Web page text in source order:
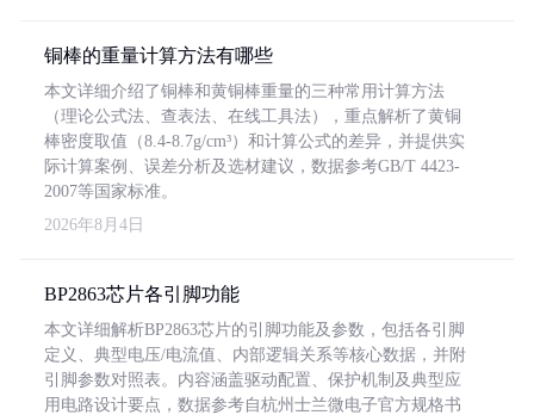
铜棒的重量计算方法有哪些
本文详细介绍了铜棒和黄铜棒重量的三种常用计算方法
（理论公式法、查表法、在线工具法），重点解析了黄铜
棒密度取值（8.4-8.7g/cm³）和计算公式的差异，并提供实
际计算案例、误差分析及选材建议，数据参考GB/T 4423-
2007等国家标准。
2026年8月4日
BP2863芯片各引脚功能
本文详细解析BP2863芯片的引脚功能及参数，包括各引脚
定义、典型电压/电流值、内部逻辑关系等核心数据，并附
引脚参数对照表。内容涵盖驱动配置、保护机制及典型应
用电路设计要点，数据参考自杭州士兰微电子官方规格书